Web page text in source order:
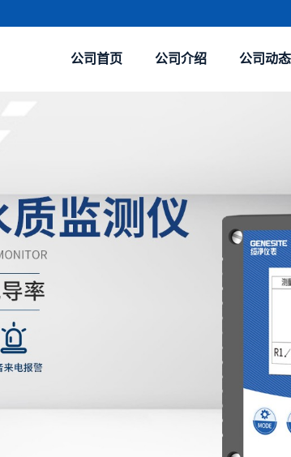
公司首页 公司介绍 公司动态
TH900 保障搬迁群众饮水安全